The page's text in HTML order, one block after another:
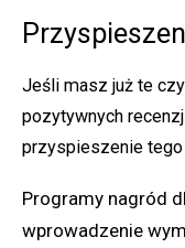
Jeśli masz już te
pozytywnych
przyspieszenie tego
Programy nagród
wprowadzenie